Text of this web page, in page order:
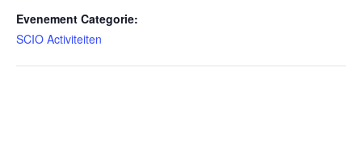
Evenement Categorie:
SCIO Activiteiten